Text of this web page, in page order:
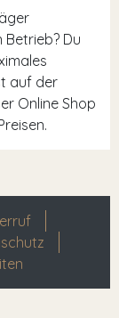
Du
auf der
Online Shop